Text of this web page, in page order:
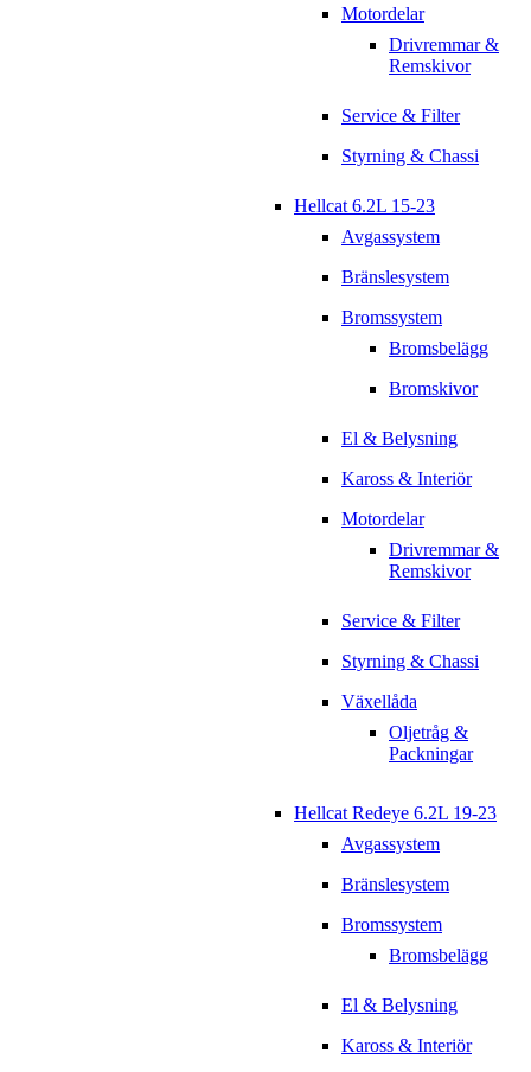
Motordelar
Drivremmar &
Remskivor
Service & Filter
Styrning & Chassi
Hellcat 6.2L 15-23
Avgassystem
Bränslesystem
Bromssystem
Bromsbelägg
Bromskivor
El & Belysning
Kaross & Interiör
Motordelar
Drivremmar &
Remskivor
Service & Filter
Styrning & Chassi
Växellåda
Oljetråg &
Packningar
Hellcat Redeye 6.2L 19-23
Avgassystem
Bränslesystem
Bromssystem
Bromsbelägg
El & Belysning
Kaross & Interiör